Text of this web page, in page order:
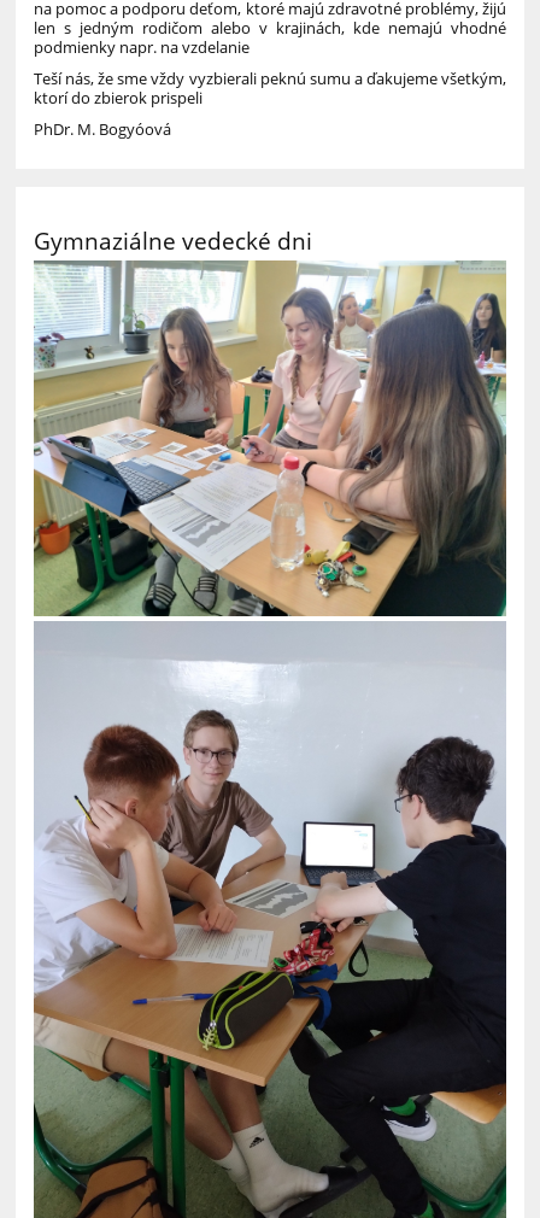
na pomoc a podporu deťom, ktoré majú zdravotné problémy, žijú
len s jedným rodičom alebo v krajinách, kde nemajú vhodné
podmienky napr. na vzdelanie
Teší nás, že sme vždy vyzbierali peknú sumu a ďakujeme všetkým,
ktorí do zbierok prispeli
PhDr. M. Bogyóová
Gymnaziálne vedecké dni